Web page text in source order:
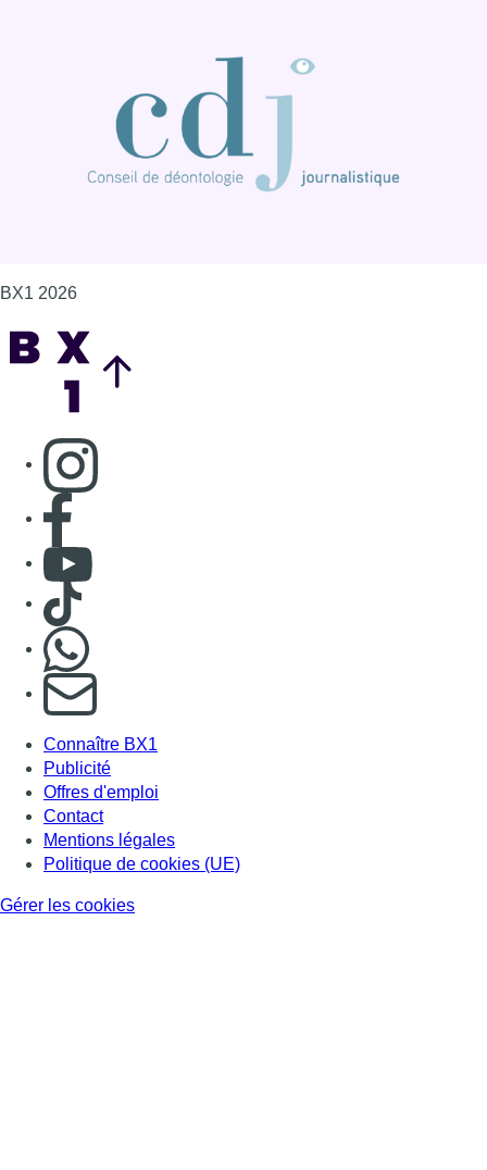
BX1 2026
Consulter page Instagram
Consulter page Facebook
Consulter Youtube
Consulter TikTok
S'abonner à notre newsletter
Connaître BX1
Publicité
Offres d'emploi
Contact
Mentions légales
Politique de cookies (UE)
Gérer les cookies